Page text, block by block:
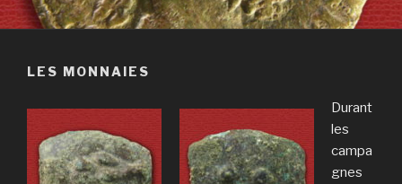
LES MONNAIES
Durant
les
campa
gnes